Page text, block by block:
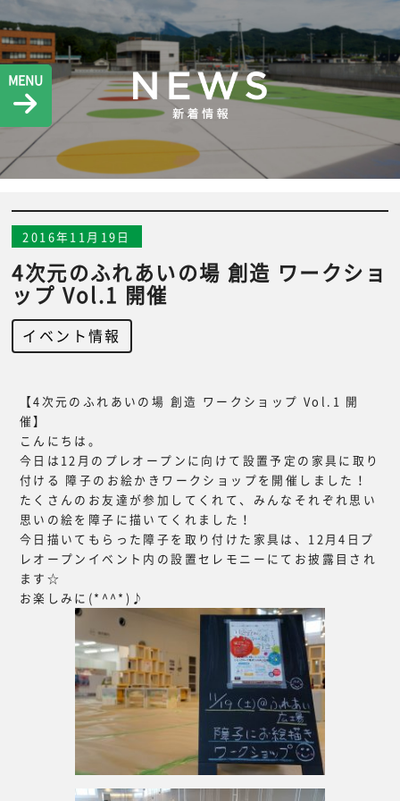
MENU
2016年11月19日
4次元のふれあいの場 創造 ワークショ
ップ Vol.1 開催
イベント情報
【4次元のふれあいの場 創造 ワークショップ Vol.1 開
催】
こんにちは。
今日は12月のプレオープンに向けて設置予定の家具に取り
付ける 障子のお絵かきワークショップを開催しました！
たくさんのお友達が参加してくれて、みんなそれぞれ思い
思いの絵を障子に描いてくれました！
今日描いてもらった障子を取り付けた家具は、12月4日プ
レオープンイベント内の設置セレモニーにてお披露目され
ます☆
お楽しみに(*^^*)♪